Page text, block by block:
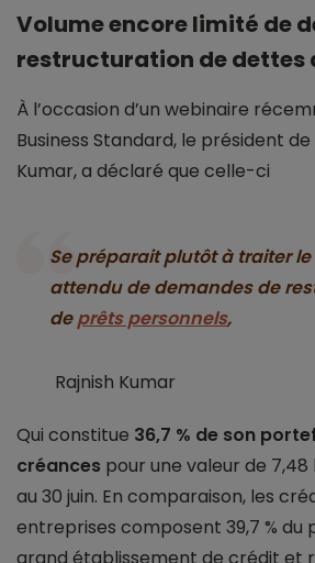
Volume encore limité de
restructuration de dettes
À l’occasion d’un webinaire
Business Standard, le président de
Kumar, a déclaré que celle-ci
Se préparait plutôt à traiter
attendu de demandes de
deprêts personnels,
Rajnish Kumar
Qui constitue 36,7 % de son
créances pour une valeur de 7,48
au 30 juin. En comparaison, les
entreprises composent 39,7 % du